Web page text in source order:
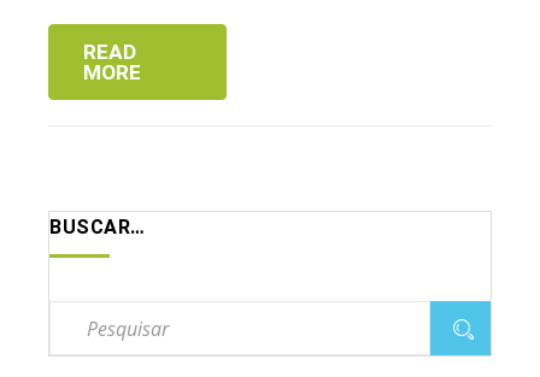
READ
MORE
BUSCAR…